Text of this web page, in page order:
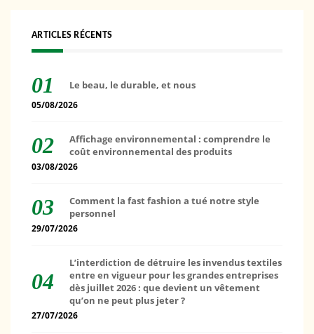
ARTICLES RÉCENTS
Le beau, le durable, et nous
05/08/2026
Affichage environnemental : comprendre le
coût environnemental des produits
03/08/2026
Comment la fast fashion a tué notre style
personnel
29/07/2026
L’interdiction de détruire les invendus textiles
entre en vigueur pour les grandes entreprises
dès juillet 2026 : que devient un vêtement
qu’on ne peut plus jeter ?
27/07/2026